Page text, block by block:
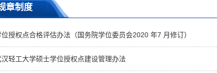
章制度
位授权点合格评估办法（国务院学位委员会2020 年7 月修订）
汉轻工大学硕士学位授权点建设管理办法